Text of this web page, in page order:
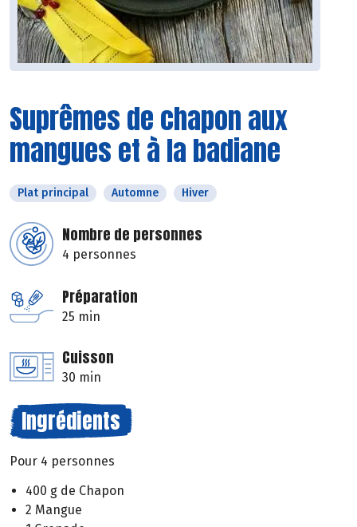
Suprêmes de chapon aux
mangues et à la badiane
Plat principal Automne Hiver
Nombre de personnes
4 personnes
Préparation
25 min
Cuisson
30 min
Ingrédients
Pour 4 personnes
400 g de Chapon
2 Mangue